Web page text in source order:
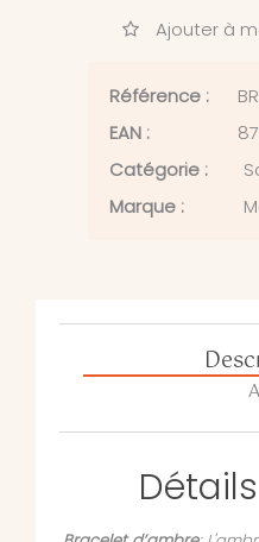
Ajouter à
Référence :
EAN :
Catégorie :
Marque :